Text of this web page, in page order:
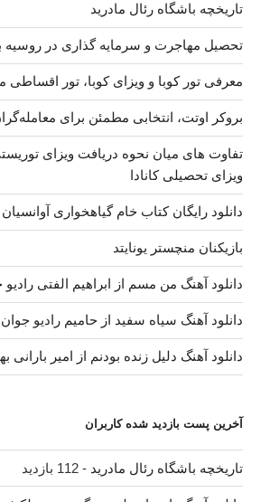
تاریخچه باشگاه رئال مادرید
تحصیل مهاجرت و سرمایه گذاری در روسیه
معرفی تور کوبا و ویزای کوبا، تور اقساطی
بروکر اوتت، انتخابی مطمئن برای
تفاوت های میان نحوه دریافت ویزای
ویزای تحصیلی کانادا
دانلود رایگان کتاب خام گیاهخواری آوانسیان
بازیکنان منچستر یونایتد
دانلود آهنگ من مسم از ابراهیم الفتی رادیو
دانلود آهنگ سیاه سفید از حامیم رادیو جوان
دانلود آهنگ دلیل زنده بودنم از امیر بارانی
آخرین پست بازدید شده کاربران
تاریخچه باشگاه رئال مادرید - 112 بازدید